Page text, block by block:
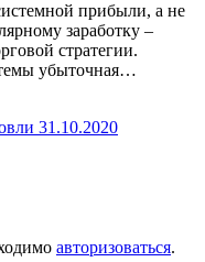
прибыли, а не
заработку –
стратегии.
убыточная…
31.10.2020
авторизоваться.